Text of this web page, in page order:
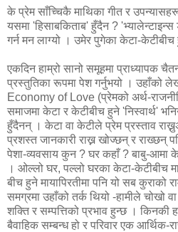
के प्रेम साँच्चिकै माथिका गीत र
यसमा 'हिसाबकिताब' हुँदैन ? 'भ्यालेन्टाइन्स
गर्न मन लाग्यो । उमेर पुगेका केटा-केटीबीच
एकदिन हाम्रो सानो समूहमा प्राध्यापक
प्रस्तुतिका रूपमा पेश गर्नुभयो । उहाँको
Economy of Love (प्रेमको अर्थ-
समाजमा केटा र केटीबीच हुने 'निस्वार्थ'
हुँदैनन् । केटा वा केटीले प्रेम प्रस्ताव
प्रशस्त जानकारी राख्न खोज्छन् र
पेशा-व्यवसाय कुन ? घर कहाँ ? बाबु-आमा
। ओल्लो घर, पल्लो घरका केटा-केटीबीच
बीच हुने मायापिरतीमा पनि यो सब कुराको
समग्रमा उहाँको तर्क थियो -हामीले चोखो
शक्ति र सम्पत्तिको प्रभाव हुन्छ । किनकी
बैवाहिक सम्बन्ध हो र परिवार एक आर्थिक-